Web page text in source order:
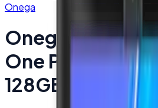
Onega
Onega TX-
One PC J 4125
128GB SSD Wi-Fi